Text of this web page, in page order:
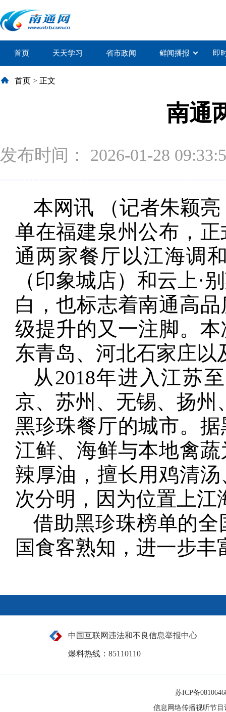
首页 天天学习 省市政闻 鲜闻播报 即
首页 > 正文
南通
发布时间： 2026-01-28
本网讯 （记者朱颖
单在福建泉州公布，
通两家餐厅以江海调
（印象城店）和云上·
白，也标志着南通高
级提升的又一注脚。
东青岛、河北石家庄以
从2018年进入江苏
京、苏州、无锡、扬州
黑珍珠餐厅的城市。
江鲜、海鲜与本地禽
辣厚油，擅长用鸡清
次分明，因为位置上江
借助黑珍珠榜单的
国食客熟知，进一步
中国互联网违法和不良信息举报中心
爆料热线：85110110
苏ICP备
信息网络传播视听节目